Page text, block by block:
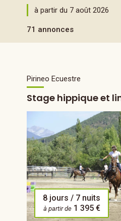
à partir du 7 août 2026
71 annonces
Pirineo Ecuestre
Stage hippique et
8 jours / 7 nuits
à partir de 1 395 €